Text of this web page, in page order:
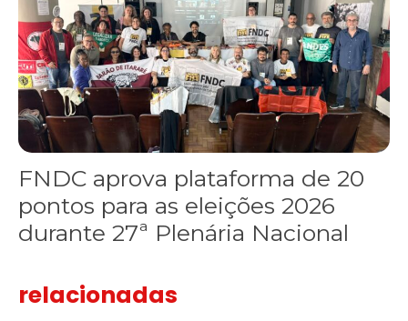
FNDC aprova plataforma de 20
pontos para as eleições 2026
durante 27ª Plenária Nacional
relacionadas